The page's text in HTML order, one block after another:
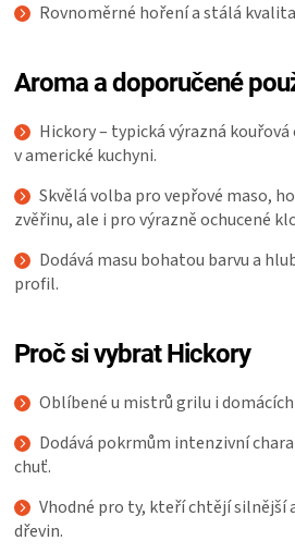
Rovnoměrné hoření a stálá
Aroma a doporučené
Hickory – typická výrazná
v americké kuchyni.
Skvělá volba pro vepřové maso,
zvěřinu, ale i pro výrazně ochucené
Dodává masu bohatou barvu a
profil.
Proč si vybrat Hickory
Oblíbené u mistrů grilu i domácích
Dodává pokrmům intenzivní
chuť.
Vhodné pro ty, kteří chtějí silnější
dřevin.